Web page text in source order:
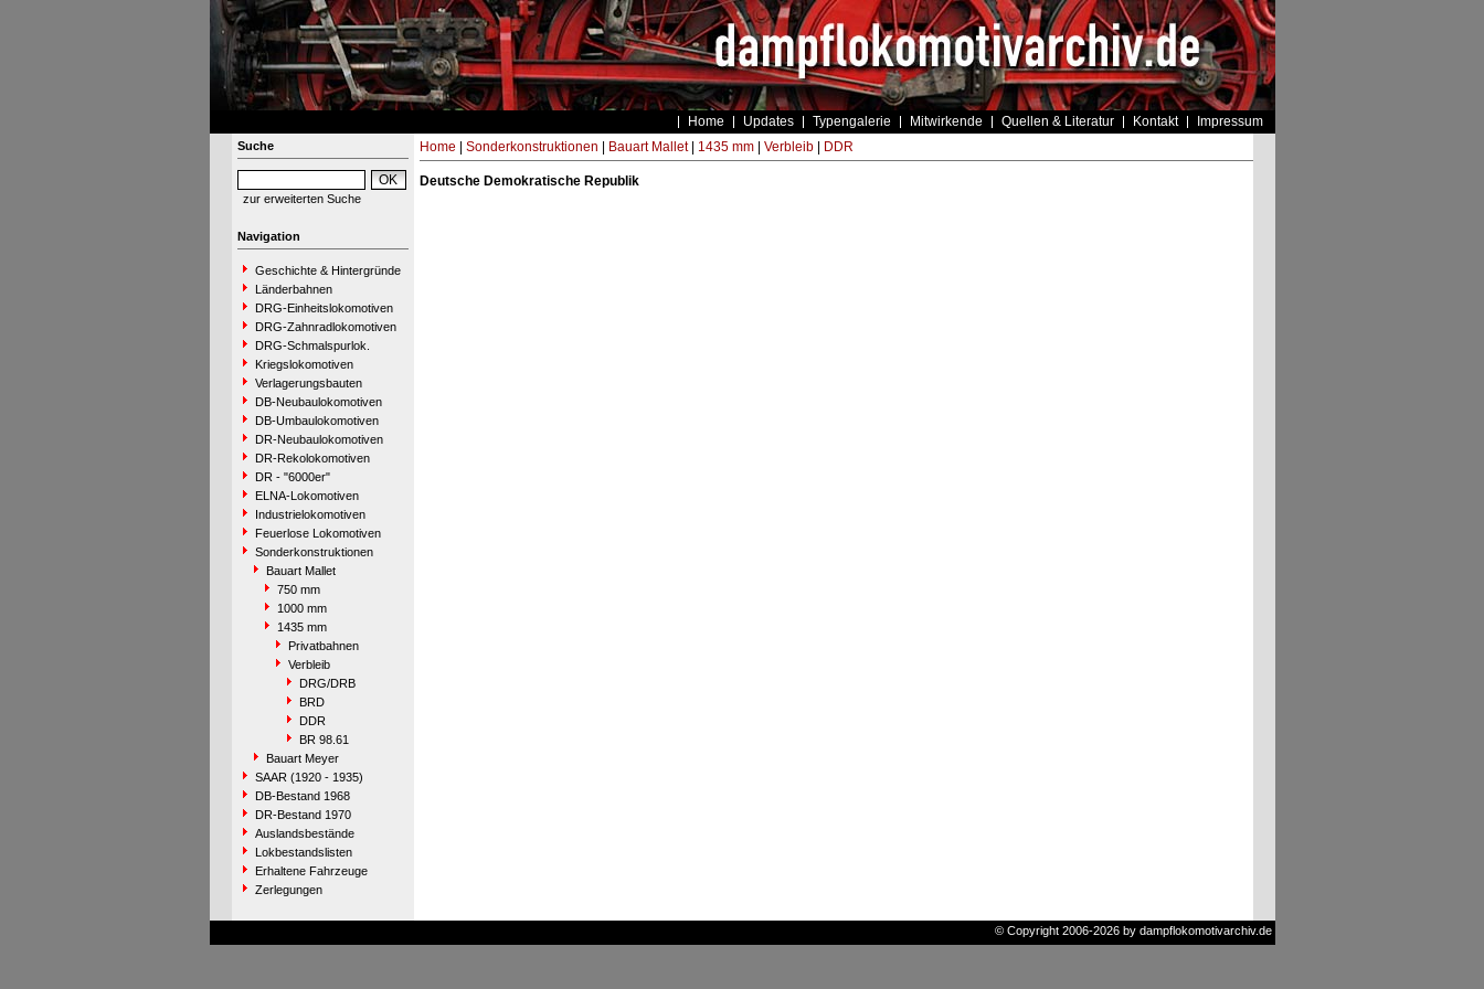
Home Updates Typengalerie Mitwirkende Quellen & Literatur Kontakt Impressum
Suche
zur erweiterten Suche
Navigation
Geschichte & Hintergründe
Länderbahnen
DRG-Einheitslokomotiven
DRG-Zahnradlokomotiven
DRG-Schmalspurlok.
Kriegslokomotiven
Verlagerungsbauten
DB-Neubaulokomotiven
DB-Umbaulokomotiven
DR-Neubaulokomotiven
DR-Rekolokomotiven
DR - "6000er"
ELNA-Lokomotiven
Industrielokomotiven
Feuerlose Lokomotiven
Sonderkonstruktionen
Bauart Mallet
750 mm
1000 mm
1435 mm
Privatbahnen
Verbleib
DRG/DRB
BRD
DDR
BR 98.61
Bauart Meyer
SAAR (1920 - 1935)
DB-Bestand 1968
DR-Bestand 1970
Auslandsbestände
Lokbestandslisten
Erhaltene Fahrzeuge
Zerlegungen
Home Sonderkonstruktionen Bauart Mallet| 1435 mm| Verbleib| DDR
Deutsche Demokratische Republik
© Copyright 2006-2026 by dampflokomotivarchiv.de